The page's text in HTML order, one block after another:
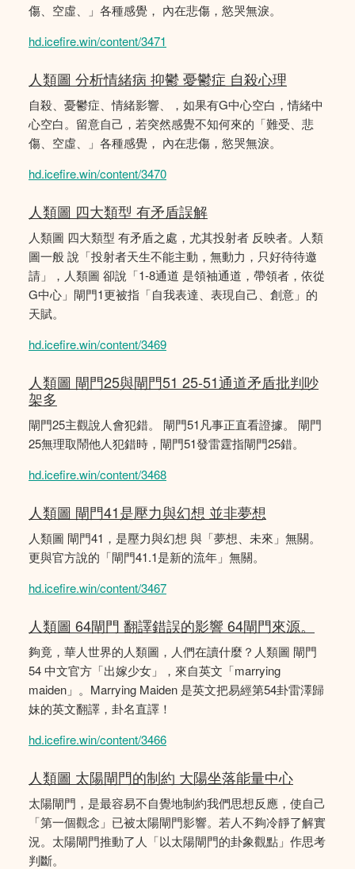
傷、空虛、」各種感覺， 內在悲傷，慾哭無淚。
hd.icefire.win/content/3471
人類圖 分析情緒病 抑鬱 憂鬱症 自殺心理
自殺、憂鬱症、情緒影響、，如果有G中心空白，情緒中
心空白。留意自己，若突然感覺不知何來的「難受、悲
傷、空虛、」各種感覺， 內在悲傷，慾哭無淚。
hd.icefire.win/content/3470
人類圖 四大類型 有矛盾誤解
人類圖 四大類型 有矛盾之處，尤其投射者 反映者。人類
圖一般 說「投射者天生不能主動，無動力，只好待待邀
請」，人類圖 卻說「1-8通道 是領袖通道，帶領者，依從
G中心」閘門1更被指「自我表達、表現自己、創意」的
天賦。
hd.icefire.win/content/3469
人類圖 閘門25與閘門51 25-51通道矛盾批判吵
架多
閘門25主觀說人會犯錯。 閘門51凡事正直看證據。 閘門
25無理取鬧他人犯錯時，閘門51發雷霆指閘門25錯。
hd.icefire.win/content/3468
人類圖 閘門41是壓力與幻想 並非夢想
人類圖 閘門41，是壓力與幻想 與「夢想、未來」無關。
更與官方說的「閘門41.1是新的流年」無關。
hd.icefire.win/content/3467
人類圖 64閘門 翻譯錯誤的影響 64閘門來源。
夠竟，華人世界的人類圖，人們在讀什麼？人類圖 閘門
54 中文官方「出嫁少女」，來自英文「marrying
maiden」。Marrying Maiden 是英文把易經第54卦雷澤歸
妹的英文翻譯，卦名直譯！
hd.icefire.win/content/3466
人類圖 太陽閘門的制約 大陽坐落能量中心
太陽閘門，是最容易不自覺地制約我們思想反應，使自己
「第一個觀念」已被太陽閘門影響。若人不夠冷靜了解實
況。太陽閘門推動了人「以太陽閘門的卦象觀點」作思考
判斷。